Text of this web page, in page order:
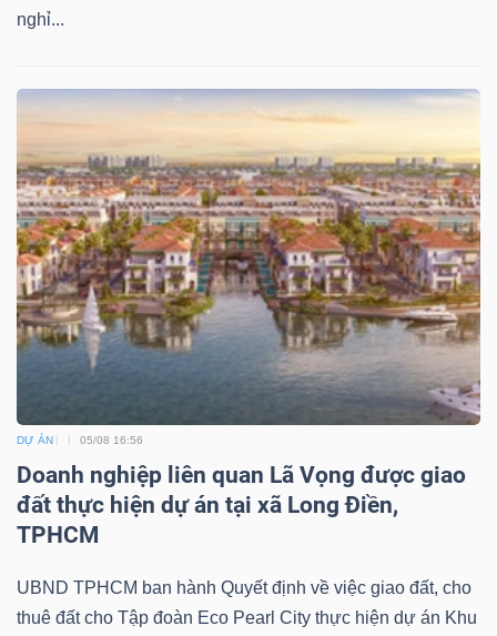
nghỉ...
DỰ ÁN 05/08 16:56
Doanh nghiệp liên quan Lã Vọng được giao
đất thực hiện dự án tại xã Long Điền,
TPHCM
UBND TPHCM ban hành Quyết định về việc giao đất, cho
thuê đất cho Tập đoàn Eco Pearl City thực hiện dự án Khu